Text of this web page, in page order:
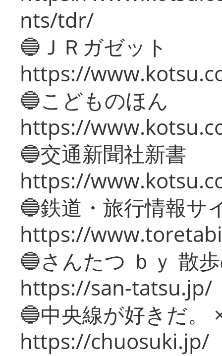
nts/tdr/
🔵ＪＲガゼット
https://
🔵こどものほん
https://
🔵交通新聞社新書
https://
🔵鉄道・旅行情報サ
https://
🔵さんたつ ｂｙ 散
https://san-tatsu.jp/
🔵中央線が好きだ。
https://chuosuki.jp/